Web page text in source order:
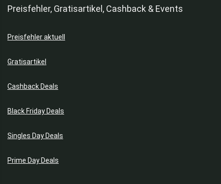
Preisfehler, Gratisartikel, Cashback & Events
Preisfehler aktuell
Gratisartikel
Cashback Deals
Black Friday Deals
Singles Day Deals
Prime Day Deals